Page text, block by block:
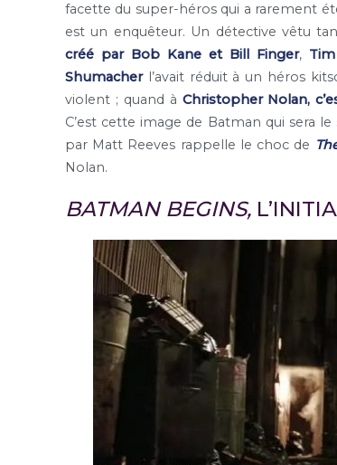
facette du super-héros qui a rarement
est un enquêteur. Un détective vêtu
créé par Bob Kane et Bill Finger,
Shumacherl’avait réduit à un héros
violent ; quand à Christopher Nolan,
C’est cette image de Batman qui sera
par Matt Reeves rappelle le choc de
Nolan.
BATMAN BEGINS,